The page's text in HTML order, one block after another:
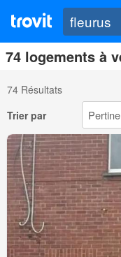
74 logements à
74 Résultats
Trier par